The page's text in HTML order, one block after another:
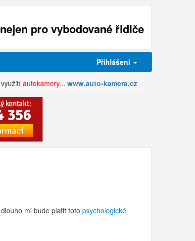
pro vybodované řidiče
Přihlášení
autokamery... www.auto-kamera.cz
mi bude platit toto psychologické